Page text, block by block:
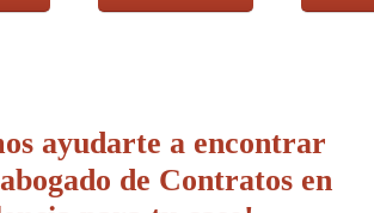
ayudarte a encontrar
de Contratos en